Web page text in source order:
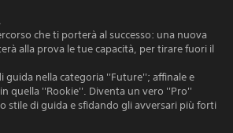
che ti porterà al successo: una nuova
alla prova le tue capacità, per tirare fuori il
guida nella categoria ''Future''; affinale e
quella ''Rookie''. Diventa un vero ''Pro''
stile di guida e sfidando gli avversari più forti